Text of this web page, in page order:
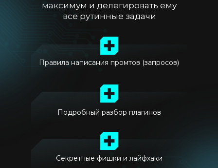
Подробный разбор плагинов
максимум и делегировать ему
все рутинные задачи
Правила написания промтов (запросов)
Секретные фишки и лайфхаки